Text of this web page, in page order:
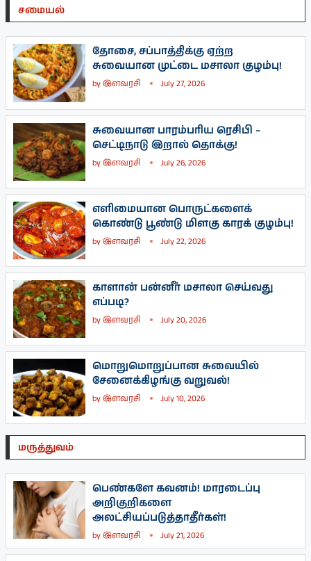
சமையல்
தோசை, சப்பாத்திக்கு ஏற்ற
சுவையான முட்டை மசாலா குழம்பு!
byஇளவரசி July 27, 2026
சுவையான பாரம்பரிய ரெசிபி –
செட்டிநாடு இறால் தொக்கு!
byஇளவரசி July 26, 2026
எளிமையான பொருட்களைக்
கொண்டு பூண்டு மிளகு காரக் குழம்பு!
byஇளவரசி July 22, 2026
காளான் பன்னீர் மசாலா செய்வது
எப்படி?
byஇளவரசி July 20, 2026
மொறுமொறுப்பான சுவையில்
சேனைக்கிழங்கு வறுவல்!
byஇளவரசி July 10, 2026
மருத்துவம்
பெண்களே கவனம்! மாரடைப்பு
அறிகுறிகளை
அலட்சியப்படுத்தாதீர்கள்!
byஇளவரசி July 21, 2026